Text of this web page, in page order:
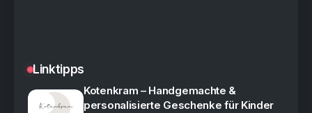
Linktipps
Kotenkram – Handgemachte &
personalisierte Geschenke für Kinder